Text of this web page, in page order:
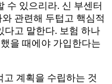
수 있으리라. 신 부센터
관련해 두텁고 핵심적
다고 말한다. 보험 하나
을 때에야 가입한다는
계획을 수립하는 것